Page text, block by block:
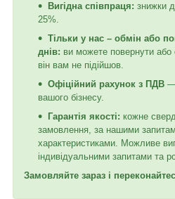
Вигідна співпраця: знижки
25%.
Тільки у нас – обмін або
днів: ви можете повернути або
він вам не підійшов.
Офіційний рахунок з ПДВ —
вашого бізнесу.
Гарантія якості: кожне
замовлення, за нашими
характеристиками. Можливе
індивідуальними запитами та
Замовляйте зараз і